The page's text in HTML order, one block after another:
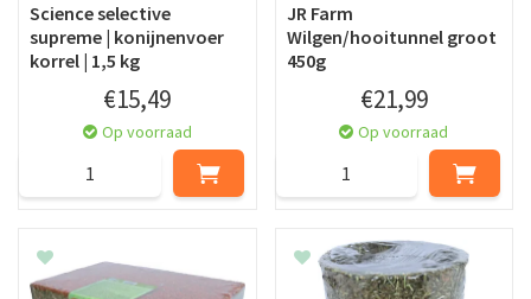
Science selective
supreme | konijnenvoer
korrel | 1,5 kg
€15,49
Op voorraad
JR Farm
Wilgen/hooitunnel groot
450g
€21,99
Op voorraad